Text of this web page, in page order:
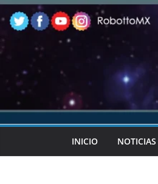
Skip
to
content
INICIO NOTICIAS